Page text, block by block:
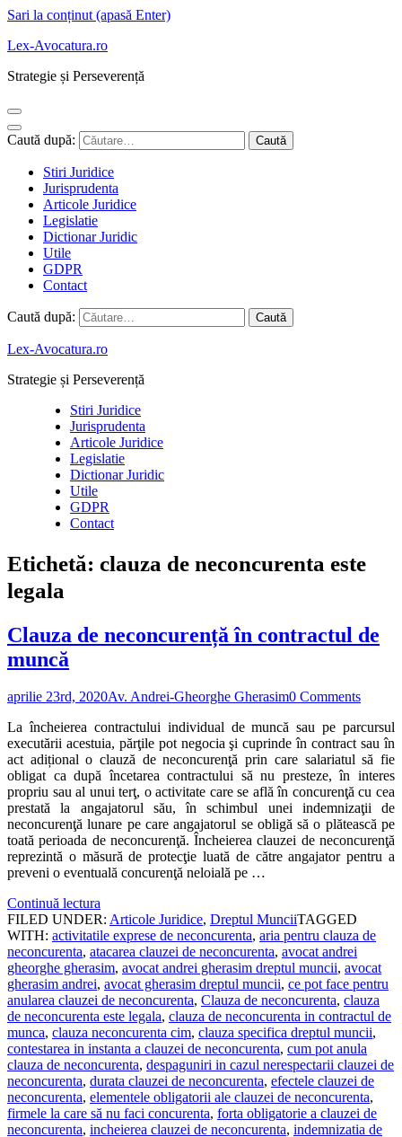
Sari la conținut (apasă Enter)
Lex-Avocatura.ro
Strategie și Perseverență
Caută după:
Stiri Juridice
Jurisprudenta
Articole Juridice
Legislatie
Dictionar Juridic
Utile
GDPR
Contact
Caută după:
Lex-Avocatura.ro
Strategie și Perseverență
Stiri Juridice
Jurisprudenta
Articole Juridice
Legislatie
Dictionar Juridic
Utile
GDPR
Contact
Etichetă: clauza de neconcurenta este
legala
Clauza de neconcurență în contractul de
muncă
aprilie 23rd, 2020Av. Andrei-Gheorghe Gherasim0 Comments
La încheierea contractului individual de muncă sau pe parcursul
executării acestuia, părţile pot negocia şi cuprinde în contract sau în
act adițional o clauză de neconcurenţă prin care salariatul să fie
obligat ca după încetarea contractului să nu presteze, în interes
propriu sau al unui terţ, o activitate care se află în concurenţă cu cea
prestată la angajatorul său, în schimbul unei indemnizaţii de
neconcurenţă lunare pe care angajatorul se obligă să o plătească pe
toată perioada de neconcurenţă. Încheierea clauzei de neconcurenţă
reprezintă o măsură de protecţie luată de către angajator pentru a
preveni o eventuală concurenţă neloială pe …
Continuă lectura
FILED UNDER: Articole Juridice, Dreptul MunciiTAGGED
WITH: activitatile exprese de neconcurenta, aria pentru clauza de
neconcurenta, atacarea clauzei de neconcurenta, avocat andrei
gheorghe gherasim, avocat andrei gherasim dreptul muncii, avocat
gherasim andrei, avocat gherasim dreptul muncii, ce pot face pentru
anularea clauzei de neconcurenta, Clauza de neconcurenta, clauza
de neconcurenta este legala, clauza de neconcurenta in contractul de
munca, clauza neconcurenta cim, clauza specifica dreptul muncii,
contestarea in instanta a clauzei de neconcurenta, cum pot anula
clauza de neconcurenta, despaguniri in cazul nerespectarii clauzei de
neconcurenta, durata clauzei de neconcurenta, efectele clauzei de
neconcurenta, elementele obligatorii ale clauzei de neconcurenta,
firmele la care să nu faci concurenta, forta obligatorie a clauzei de
neconcurenta, incheierea clauzei de neconcurenta, indemnizatia de